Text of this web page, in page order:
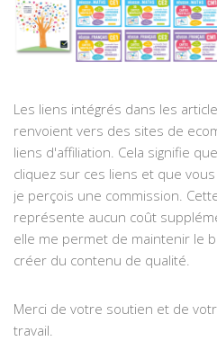
Les liens intégrés dans les
renvoient vers des sites de
liens d'affiliation. Cela signifie
cliquez sur ces liens et que
je perçois une commission.
représente aucun coût
elle me permet de maintenir le
créer du contenu de qualité.
Merci de votre soutien et de
travail.